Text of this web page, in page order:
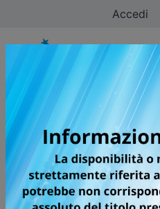
Accedi
Kazuyoshi
Tutti i fumetti